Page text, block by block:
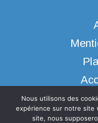
Nous utilisons des
expérience sur notre site
site, nous